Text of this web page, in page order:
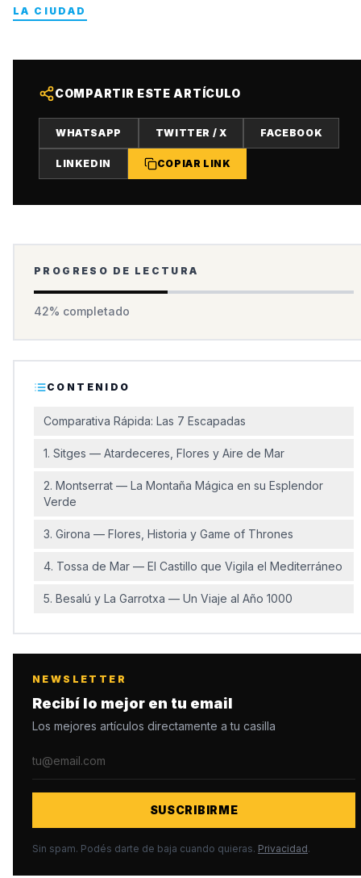
LA CIUDAD
COMPARTIR ESTE ARTÍCULO
WHATSAPP TWITTER / X FACEBOOK
LINKEDIN COPIAR LINK
PROGRESO DE LECTURA
42% completado
CONTENIDO
Comparativa Rápida: Las 7 Escapadas
1. Sitges — Atardeceres, Flores y Aire de Mar
2. Montserrat — La Montaña Mágica en su Esplendor
Verde
3. Girona — Flores, Historia y Game of Thrones
4. Tossa de Mar — El Castillo que Vigila el Mediterráneo
5. Besalú y La Garrotxa — Un Viaje al Año 1000
6. Andorra — Compras, Lagos y Termas
Clima y Transporte para tus Escapadas
El Tiempo en Primavera
Cómo Moverse
Preguntas Frecuentes sobre Escapadas desde
auto?
NEWSLETTER
Recibí lo mejor en tu email
Los mejores artículos directamente a tu casilla
SUSCRIBIRME
Sin spam. Podés darte de baja cuando quieras. Privacidad.